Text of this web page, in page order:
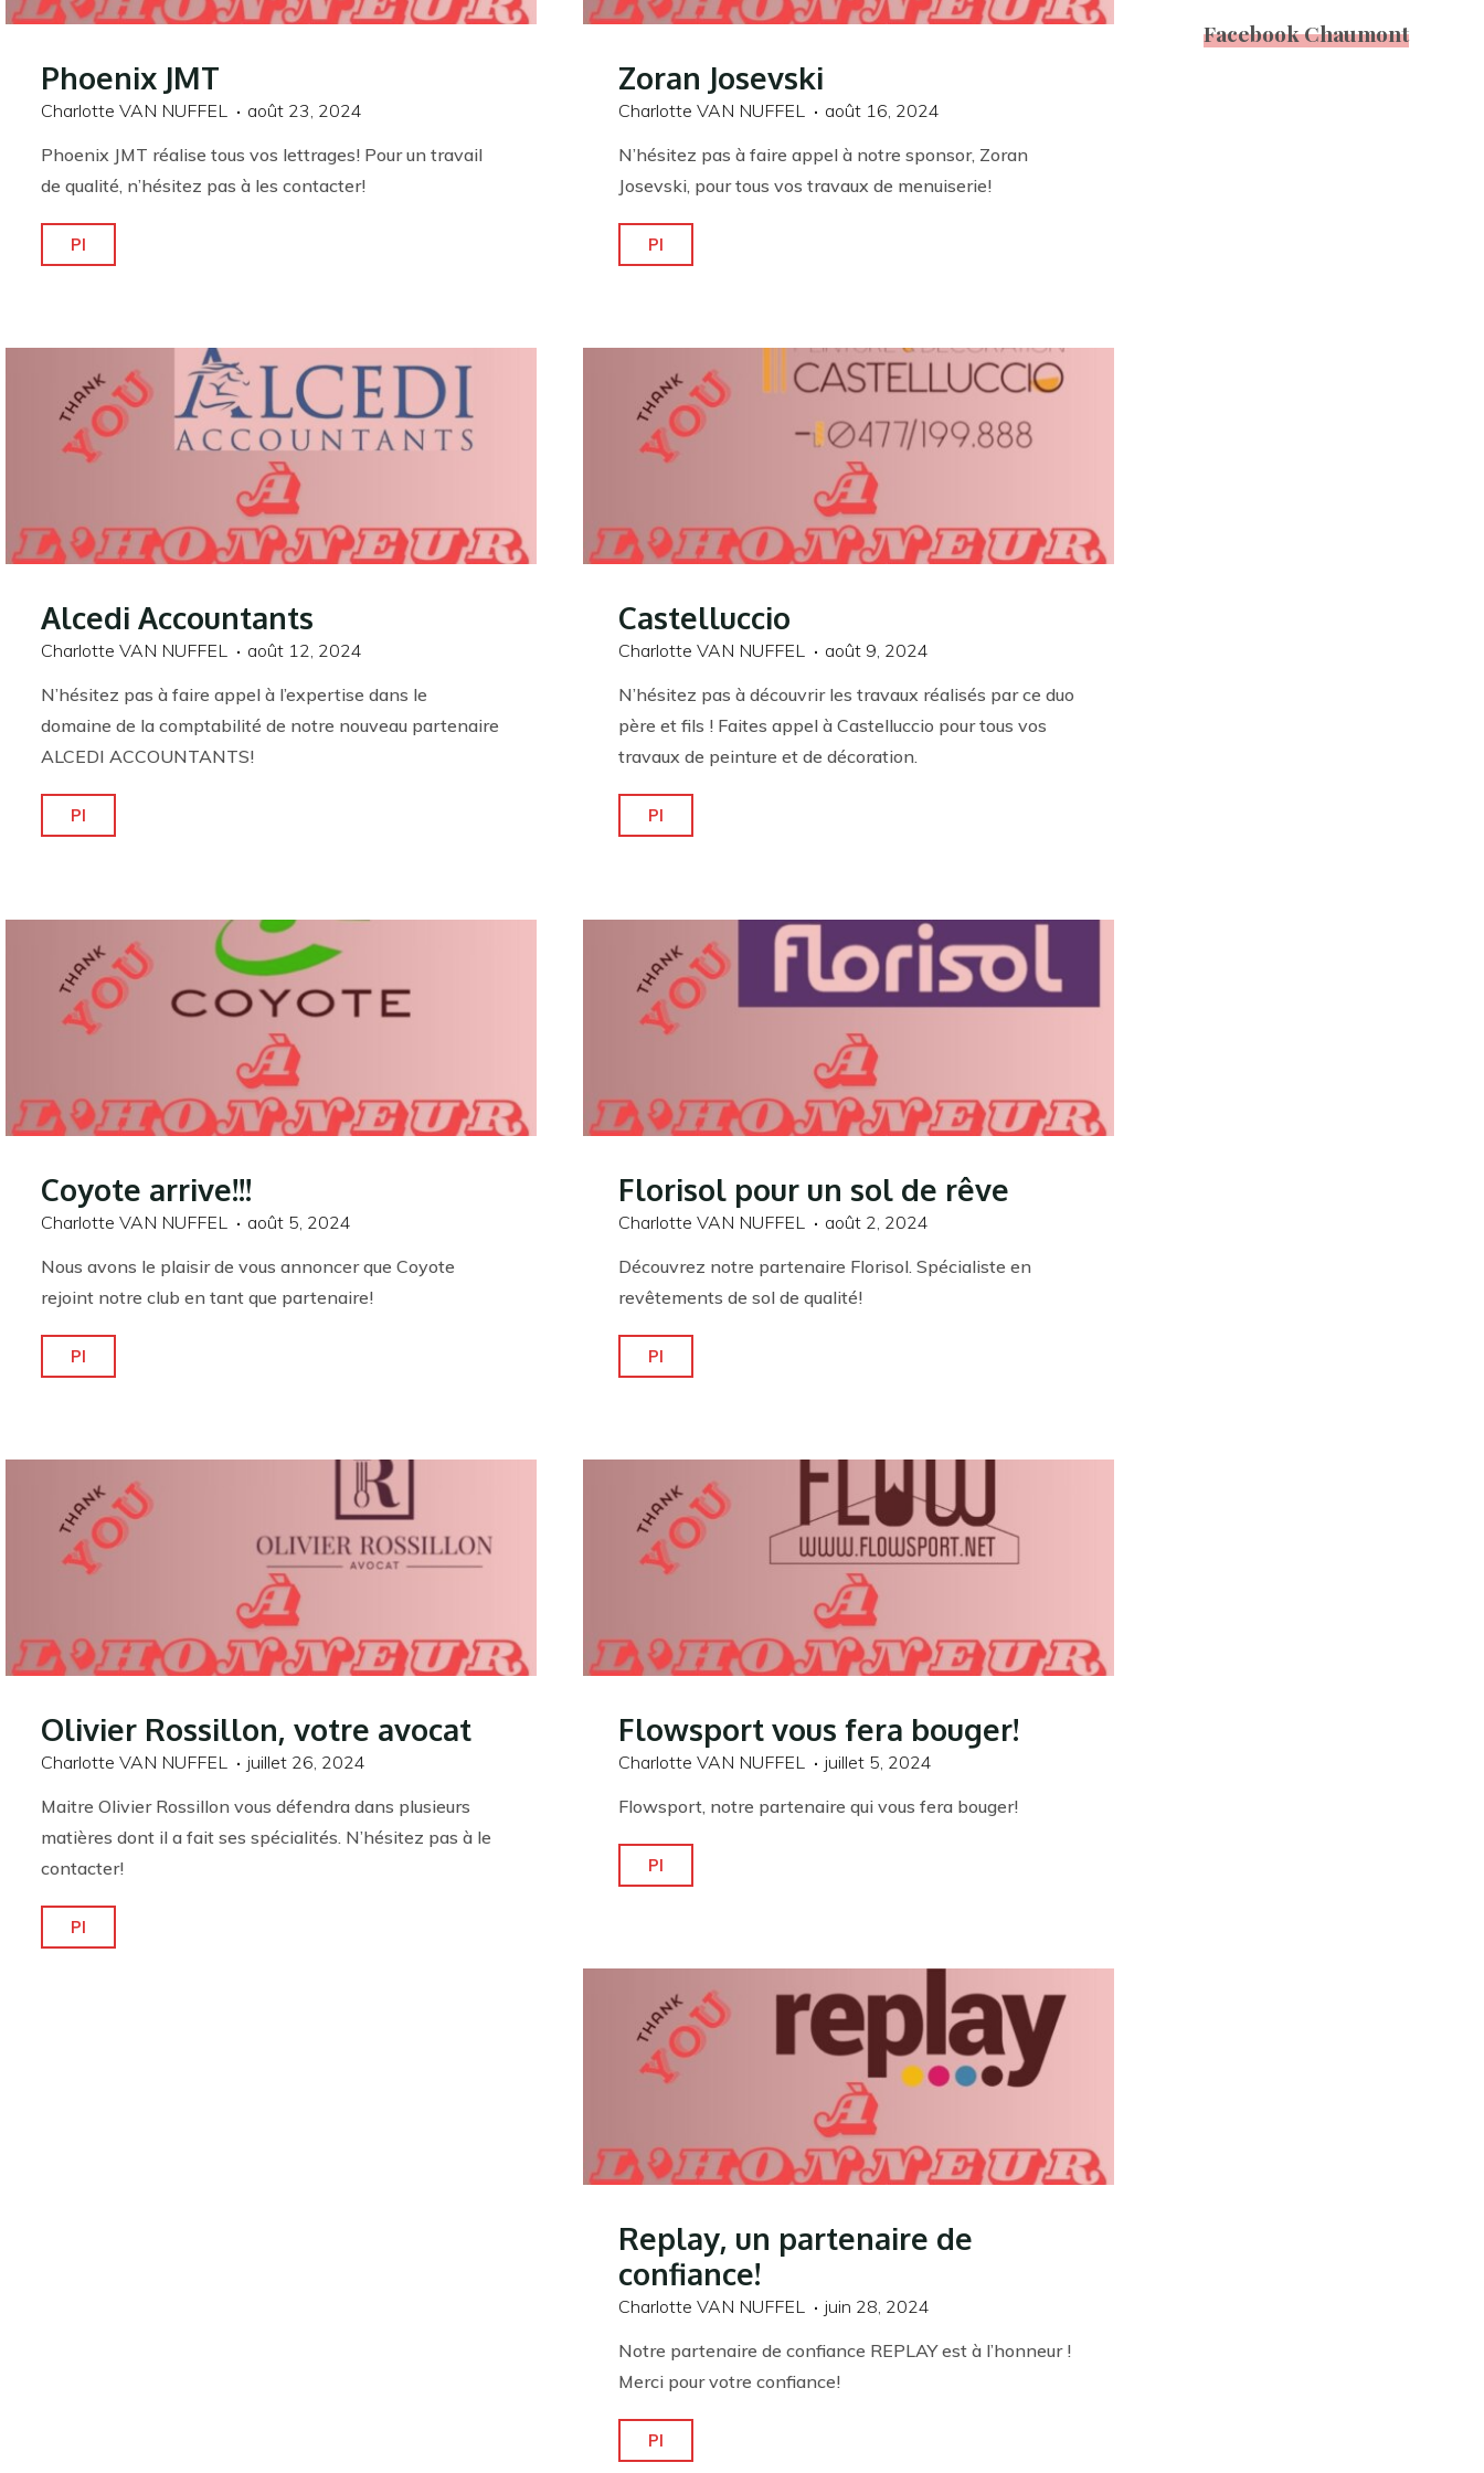
Phoenix JMT
Charlotte VAN NUFFEL
août 23, 2024
Phoenix JMT réalise tous vos lettrages! Pour un travail
de qualité, n’hésitez pas à les contacter!
Pl
Zoran Josevski
Charlotte VAN NUFFEL
août 16, 2024
N’hésitez pas à faire appel à notre sponsor, Zoran
Josevski, pour tous vos travaux de menuiserie!
Pl
Alcedi Accountants
Charlotte VAN NUFFEL
août 12, 2024
N’hésitez pas à faire appel à l’expertise dans le
domaine de la comptabilité de notre nouveau partenaire
ALCEDI ACCOUNTANTS!
Pl
Castelluccio
Charlotte VAN NUFFEL
août 9, 2024
N’hésitez pas à découvrir les travaux réalisés par ce duo
père et fils ! Faites appel à Castelluccio pour tous vos
travaux de peinture et de décoration.
Pl
Coyote arrive!!!
Charlotte VAN NUFFEL
août 5, 2024
Nous avons le plaisir de vous annoncer que Coyote
rejoint notre club en tant que partenaire!
Pl
Florisol pour un sol de rêve
Charlotte VAN NUFFEL
août 2, 2024
Découvrez notre partenaire Florisol. Spécialiste en
revêtements de sol de qualité!
Pl
rêve"
Olivier Rossillon, votre avocat
Charlotte VAN NUFFEL
juillet 26, 2024
Maitre Olivier Rossillon vous défendra dans plusieurs
matières dont il a fait ses spécialités. N’hésitez pas à le
contacter!
Pl
Flowsport vous fera bouger!
Charlotte VAN NUFFEL
juillet 5, 2024
Flowsport, notre partenaire qui vous fera bouger!
Pl
Replay, un partenaire de
confiance!
Charlotte VAN NUFFEL
juin 28, 2024
Notre partenaire de confiance REPLAY est à l’honneur !
Merci pour votre confiance!
Pl
Facebook Chaumont